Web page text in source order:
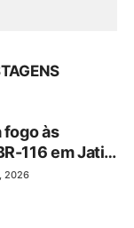
fogo às
116 em Jati,
2026